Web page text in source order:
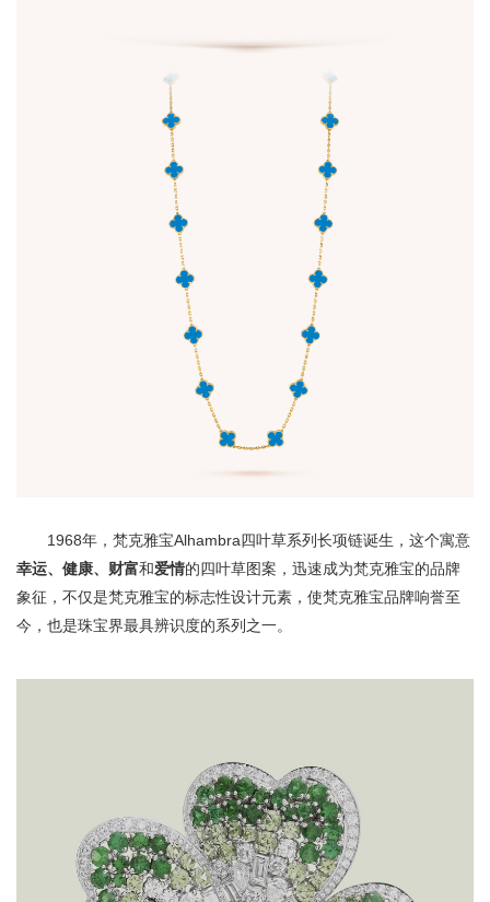
1968年，梵克雅宝Alhambra四叶草系列长项链诞生，这个寓意
幸运、健康、财富和爱情的四叶草图案，迅速成为梵克雅宝的品牌
象征，不仅是梵克雅宝的标志性设计元素，使梵克雅宝品牌响誉至
今，也是珠宝界最具辨识度的系列之一。